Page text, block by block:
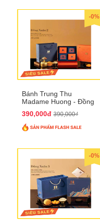
-0%
Bánh Trung Thu
Madame Huong - Đồng
390,000đ 390,000₫
-0%